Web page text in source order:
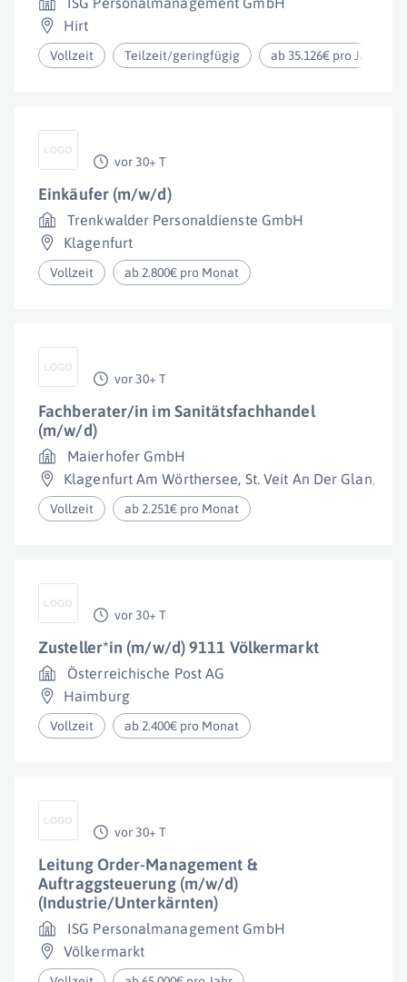
Hirt
Vollzeit Teilzeit/geringfügig ab 35.126€ pro Jahr
vor 30+ T
Einkäufer (m/w/d)
Trenkwalder Personaldienste GmbH
Klagenfurt
Vollzeit ab 2.800€ pro Monat
vor 30+ T
Fachberater/in im Sanitätsfachhandel
(m/w/d)
Maierhofer GmbH
Klagenfurt Am Wörthersee, St. Veit An Der Glan,
Vollzeit ab 2.251€ pro Monat
vor 30+ T
Zusteller*in (m/w/d) 9111 Völkermarkt
Österreichische Post AG
Haimburg
Vollzeit ab 2.400€ pro Monat
vor 30+ T
Leitung Order-Management &
Auftraggsteuerung (m/w/d)
(Industrie/Unterkärnten)
ISG Personalmanagement GmbH
Völkermarkt